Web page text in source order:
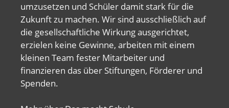
umzusetzen und Schüler damit stark für die
Zukunft zu machen. Wir sind ausschließlich auf
die gesellschaftliche Wirkung ausgerichtet,
erzielen keine Gewinne, arbeiten mit einem
kleinen Team fester Mitarbeiter und
finanzieren das über Stiftungen, Förderer und
Spenden.